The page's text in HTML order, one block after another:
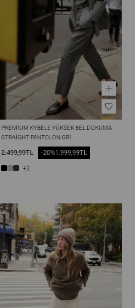
PREMIUM KYBELE YÜKSEK BEL DOKUMA
STRAIGHT PANTOLON GRI
2.499,99TL 1.999,99TL
-20%
+2